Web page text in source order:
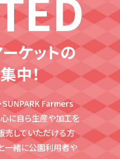
ケットの
中！
SUNPARK Farmers
に自ら生産や加工を
売していただける方
一緒に公園利用者や